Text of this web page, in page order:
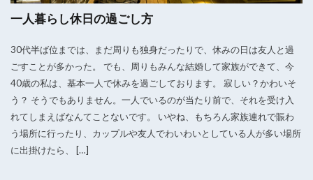
一人暮らし休日の過ごし方
30代半ば位までは、まだ周りも独身だったりで、休みの日は友人と過
ごすことが多かった。 でも、周りもみんな結婚して家族ができて、今
40歳の私は、基本一人で休みを過ごしております。 寂しい？かわいそ
う？ そうでもありません。一人でいるのが当たり前で、それを受け入
れてしまえばなんてことないです。 いやね、もちろん家族連れで賑わ
う場所に行ったり、カップルや友人でわいわいとしている人が多い場所
に出掛けたら、 […]